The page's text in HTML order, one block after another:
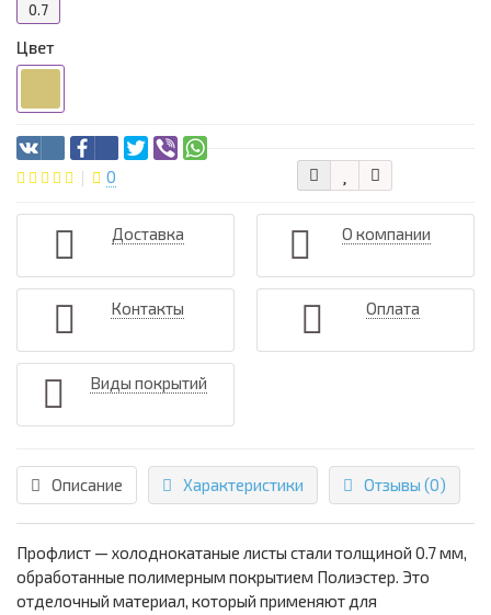
0.7
Цвет
0
Доставка О компании
Контакты Оплата
Виды покрытий
Описание Характеристики Отзывы (0)
Профлист — холоднокатаные листы стали толщиной 0.7 мм,
обработанные полимерным покрытием Полиэстер. Это
отделочный материал, который применяют для